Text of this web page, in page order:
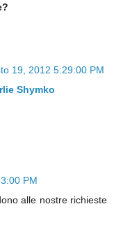
19, 2012 5:29:00 PM
Shymko
PM
alle nostre richieste